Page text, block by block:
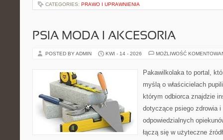
CATEGORIES: PRAWO I UPRAWNIENIA
PSIA MODA I AKCESORIA
POSTED BY ADMIN KWI - 14 - 2026 MOŻLIWOŚĆ
Pakawilkolaka to portal,
myślą o właścicielach
którym odbiorca znajdzie
dotyczące psiego zdrowia
odpowiedzialnych
łączą się w użyteczne